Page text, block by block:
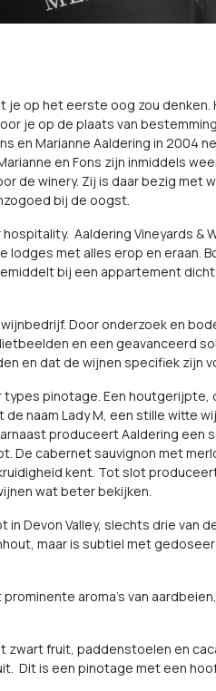
op het eerste oog zou denken.
je op de plaats van
en Marianne Aaldering in
en Fons zijn inmiddels
de winery. Zij is daar bezig met
bij de oogst.
Aaldering Vineyards &
met alles erop en eraan.
bij een appartement
Door onderzoek en
en een geavanceerd
en dat de wijnen specifiek zijn
types pinotage. Een
naam Lady M, een stille witte
produceert Aaldering een
De cabernet sauvignon met
kent. Tot slot
wat beter bekijken.
in Devon Valley, slechts drie van
maar is subtiel met
aroma's van
zwart fruit, paddenstoelen en
Dit is een pinotage met een